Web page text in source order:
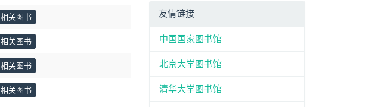
相关图书
相关图书
相关图书
相关图书
友情链接
中国国家图书馆
北京大学图书馆
清华大学图书馆